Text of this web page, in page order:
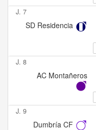
J. 7
SD Residencia
J. 8
AC Montañeros
J. 9
Dumbría CF